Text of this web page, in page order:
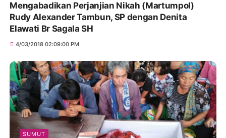
Mengabadikan Perjanjian Nikah (Martumpol)
Rudy Alexander Tambun, SP dengan Denita
Elawati Br Sagala SH
4/03/2018 02:09:00 PM
SUMUT